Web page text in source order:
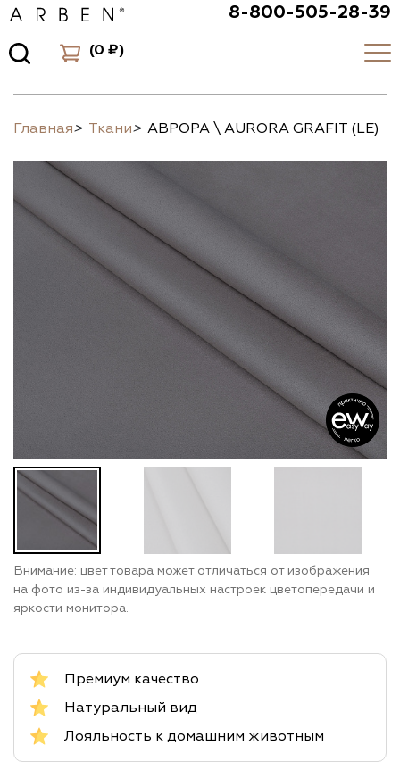
8-800-505-28-39
(0 ₽)
Главная> Ткани> АВРОРА \ AURORA GRAFIT (LE)
Внимание: цвет товара может отличаться от изображения
на фото из-за индивидуальных настроек цветопередачи и
яркости монитора.
Премиум качество
Натуральный вид
Лояльность к домашним животным